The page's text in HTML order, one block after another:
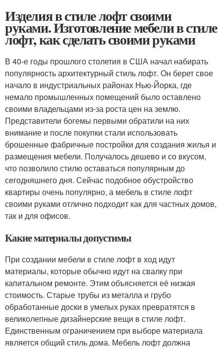
Изделия в стиле лофт своими
руками. Изготовление мебели в стиле
лофт, как сделать своими руками
В 40-е годы прошлого столетия в США начал набирать
популярность архитектурный стиль лофт. Он берет свое
начало в индустриальных районах Нью-Йорка, где
немало промышленных помещений было оставлено
своими владельцами из-за роста цен на землю.
Представители богемы первыми обратили на них
внимание и после покупки стали использовать
брошенные фабричные постройки для создания жилья и
размещения мебели. Получалось дешево и со вкусом,
что позволило стилю оставаться популярным до
сегодняшнего дня. Сейчас подобное обустройство
квартиры очень популярно, а мебель в стиле лофт
своими руками отлично подходит как для частных домов,
так и для офисов.
Какие материалы допустимы
При создании мебели в стиле лофт в ход идут
материалы, которые обычно идут на свалку при
капитальном ремонте. Этим объясняется её низкая
стоимость. Старые трубы из металла и грубо
обработанные доски в умелых руках превратятся в
великолепные дизайнерские вещи в стиле лофт.
Единственным ограничением при выборе материала
является общий стиль дома. Мебель лофт должна